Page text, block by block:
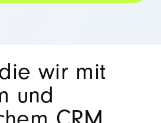
wir mit
und